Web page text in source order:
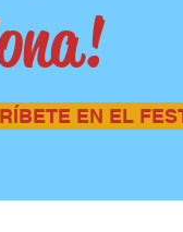
EN EL